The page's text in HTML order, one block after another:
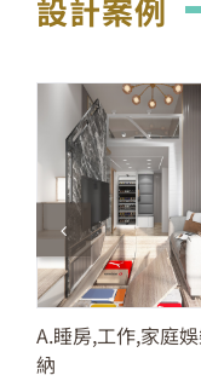
設計案例
A.睡房,工作,家庭
納